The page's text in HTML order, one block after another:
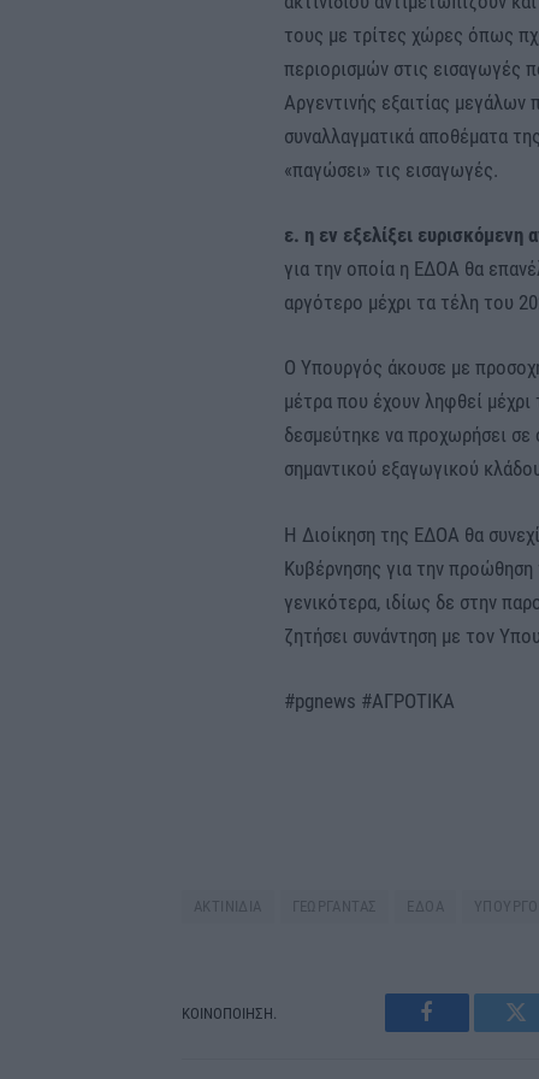
τους με τρίτες χώρες όπως
περιορισμών στις εισαγωγές
Αργεντινής εξαιτίας
συναλλαγματικά αποθέματα
«παγώσει» τις εισαγωγές.
ε. η εν εξελίξει
για την οποία η ΕΔΟΑ θα
αργότερο μέχρι τα τέλη του
Ο Υπουργός άκουσε με
μέτρα που έχουν ληφθεί
δεσμεύτηκε να προχωρήσει σε
σημαντικού εξαγωγικού
Η Διοίκηση της ΕΔΟΑ θα
Κυβέρνησης για την
γενικότερα, ιδίως δε στην
ζητήσει συνάντηση με τον
#pgnews #ΑΓΡΟΤΙΚΑ
ΑΚΤΙΝΙΔΙΑ ΓΕΩΡΓΑΝΤΑΣ ΕΔΟΑ
ΚΟΙΝΟΠΟΙΗΣΗ.
Facebook